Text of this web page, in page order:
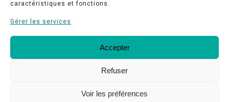
caractéristiques et fonctions.
Gérer les services
Accepter
Refuser
Voir les préférences
Nos engagements Qualité